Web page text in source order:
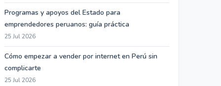
Programas y apoyos del Estado para
emprendedores peruanos: guía práctica
25 Jul 2026
Cómo empezar a vender por internet en Perú sin
complicarte
25 Jul 2026